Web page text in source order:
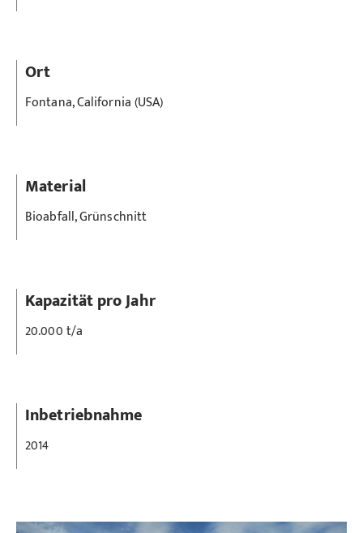
Ort
Fontana, California (USA)
Material
Bioabfall, Grünschnitt
Kapazität pro Jahr
20.000 t/a
Inbetriebnahme
2014